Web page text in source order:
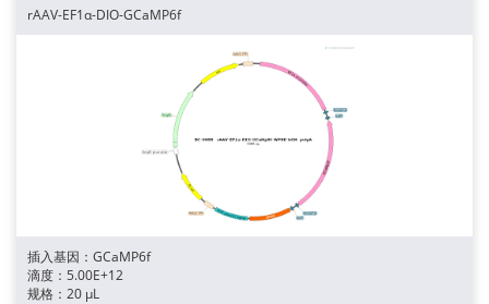
rAAV-EF1α-DIO-GCaMP6f
插入基因：GCaMP6f
滴度：5.00E+12
规格：20 μL